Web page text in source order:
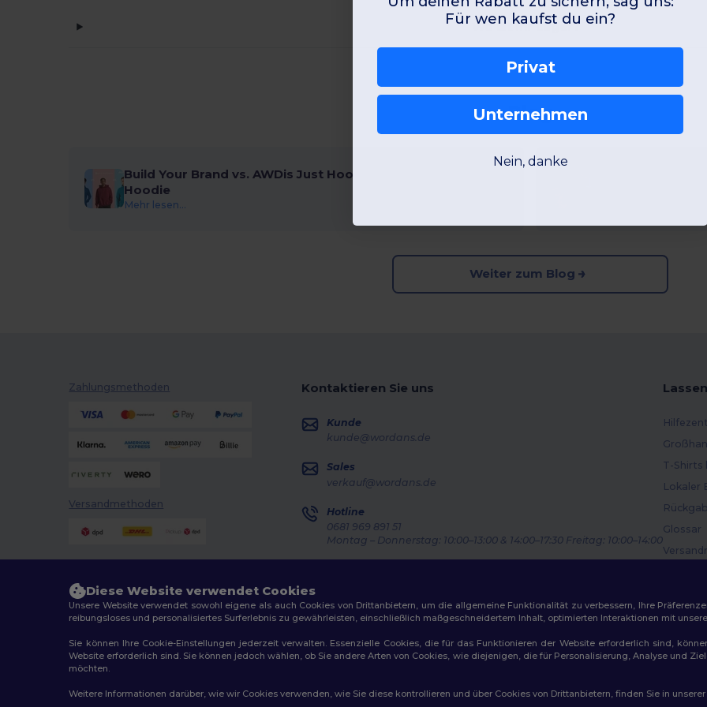
Wo ist Ihr Lager?
Blog
Build Your Brand vs. AWDis Just Hoods vs. B&C: Der Beste
Hoodie
Mehr lesen...
Unser Leitfaden
Weiter zum Blog
Zahlungsmethoden
Versandmethoden
Kontaktieren Sie uns
Kunde
kunde@wordans.de
Sales
verkauf@wordans.de
Hotline
0681 969 891 51
Montag – Donnerstag: 10:00–13:00 & 14:00–17:30 Freitag: 10:00–14:00
T-Shirts
Lokaler
Glossar
2026. Alle Rechte vorbehalten
Diese Website verwendet Cookies
Unsere Website verwendet sowohl eigene als auch Cookies von Drittanbietern, um die allgemeine Funktionalität zu verbessern, Ihre
reibungsloses und personalisiertes Surferlebnis zu gewährleisten, einschließlich maßgeschneidertem Inhalt, optimierten Interaktionen mit
Sie können Ihre Cookie-Einstellungen jederzeit verwalten. Essenzielle Cookies, die für das Funktionieren der Website erforderlich sind,
Website erforderlich sind. Sie können jedoch wählen, ob Sie andere Arten von Cookies, wie diejenigen, die für Personalisierung, Analyse und
möchten.
Weitere Informationen darüber, wie wir Cookies verwenden, wie Sie diese kontrollieren und über Cookies von Drittanbietern, finden Sie in unserer
Für wen kaufst du ein?
Privat
Unternehmen
Nein, danke